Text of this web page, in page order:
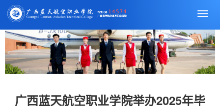
切
导
航
广西蓝天航空职业学院举办2025年毕